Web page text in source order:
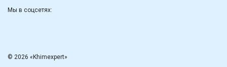
Мы в соцсетях:
© 2026 «Khimexpert»